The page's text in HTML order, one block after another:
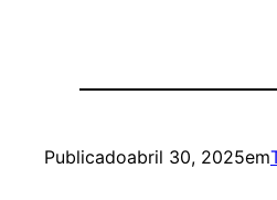
Publicadoabril 30, 2025em